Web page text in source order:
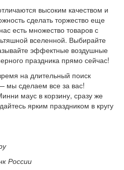
высоким качеством и
сделать торжество еще
есть множество товаров с
вселенной. Выбирайте
эффектные воздушные
праздника прямо сейчас!
на длительный поиск
мы сделаем все за вас!
маус в корзину, сразу же
ярким праздником в кругу
России